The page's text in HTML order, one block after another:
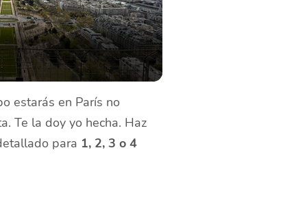
estarás en París no
Te la doy yo hecha. Haz
para 1, 2, 3 o 4